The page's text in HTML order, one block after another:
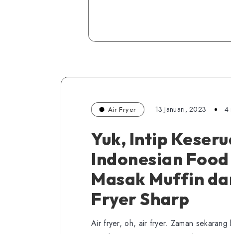
Air Fryer 13 Januari, 2023 4
Yuk, Intip
Indonesian
Masak Muffin
Fryer Sharp
Air fryer, oh, air fryer. Zaman sekarang